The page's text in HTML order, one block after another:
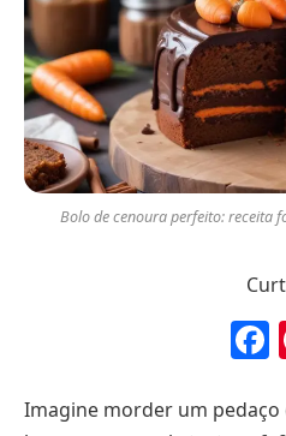
Bolo de cenoura perfeito: receita
Imagine morder um